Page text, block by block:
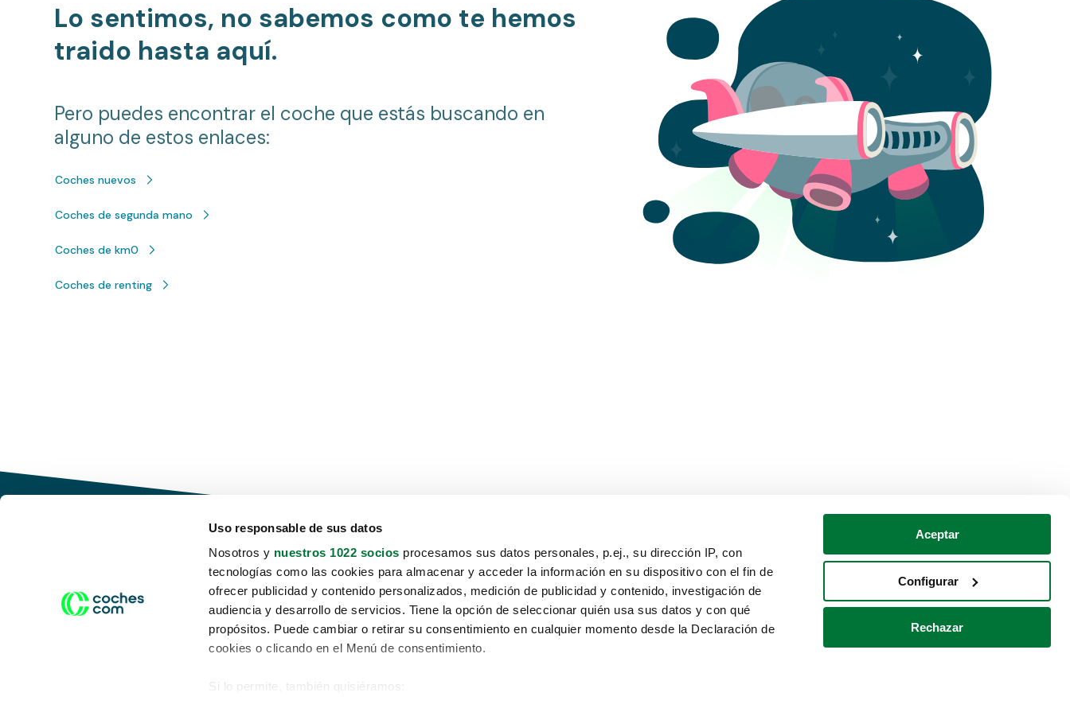
Uso responsable de sus datos
Nosotros y nuestros 1022 socios procesamos sus datos personales, p.ej., su dirección IP, con
tecnologías como las cookies para almacenar y acceder la información en su dispositivo con el fin de
ofrecer publicidad y contenido personalizados, medición de publicidad y contenido, investigación de
audiencia y desarrollo de servicios. Tiene la opción de seleccionar quién usa sus datos y con qué
propósitos. Puede cambiar o retirar su consentimiento en cualquier momento desde la Declaración de
cookies o clicando en el Menú de consentimiento.
Si lo permite, también quisiéramos:
Aceptar
Configurar
Rechazar
Lo sentimos, no sabemos como te hemos
traido hasta aquí.
Pero puedes encontrar el coche que estás buscando en
alguno de estos enlaces:
Coches nuevos
Coches de segunda mano
Coches de km0
Coches de renting
Conduce tu futuro,
desata tu movilidad